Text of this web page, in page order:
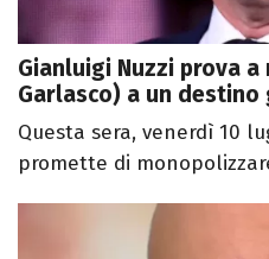
Gianluigi Nuzzi prova
Garlasco) a un
Questa sera, venerdì 10
promette di